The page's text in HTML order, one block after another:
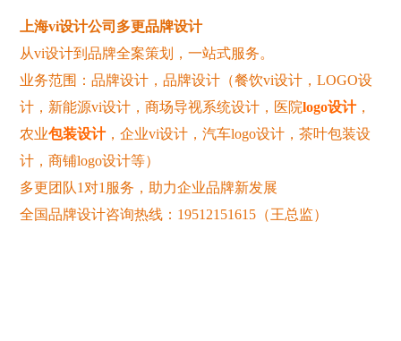
上海vi设计公司多更品牌设计
从vi设计到品牌全案策划
，一站式服务。
业务范围：品牌设计 ，品牌设计（餐饮vi设计，LOGO设
计， 新能源vi设计 ，商场导视系统设计，医院logo设计，
农业包装设计，企业vi设计 ，汽车logo设计，茶叶包装设
计 ，商铺logo设计等）
多更团队1对1服务，助力企业品牌新发展
全国品牌设计咨询热线： 19512151615（王总监）